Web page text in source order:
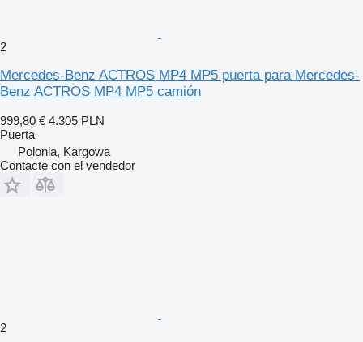
2
Mercedes-Benz ACTROS MP4 MP5 puerta para Mercedes-
Benz ACTROS MP4 MP5 camión
999,80 € 4.305 PLN
Puerta
Polonia, Kargowa
Contacte con el vendedor
2